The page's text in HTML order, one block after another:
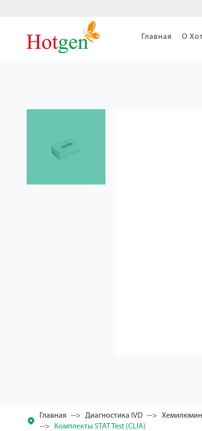
Главная О

Главная Диагностика IVD
Комплекты STAT Test (CLIA)